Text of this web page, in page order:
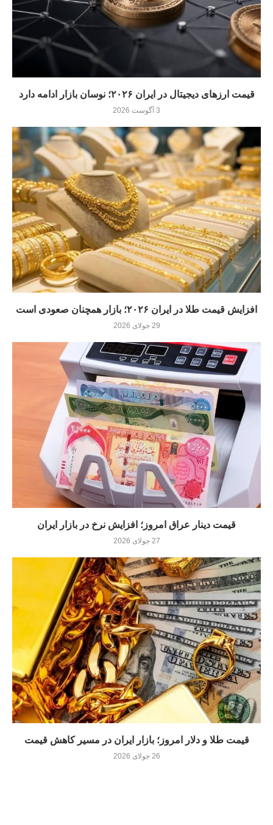
قیمت ارزهای دیجیتال در ایران ۲۰۲۶؛ نوسان بازار ادامه دارد
3 آگوست 2026
افزایش قیمت طلا در ایران ۲۰۲۶؛ بازار همچنان صعودی است
29 جولای 2026
قیمت دینار عراق امروز؛ افزایش نرخ در بازار ایران
27 جولای 2026
قیمت طلا و دلار امروز؛ بازار ایران در مسیر کاهش قیمت
26 جولای 2026